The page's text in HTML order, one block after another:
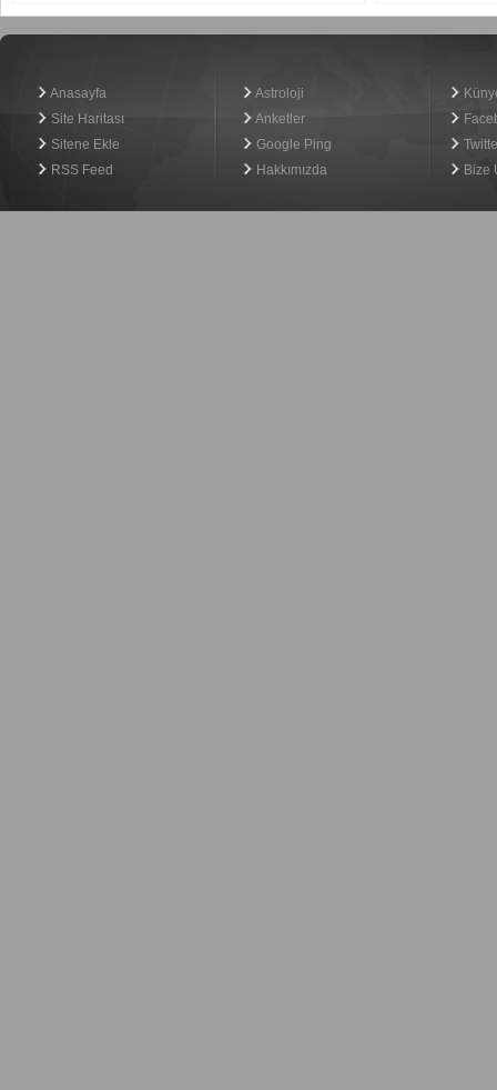
Anasayfa
Site Haritası
Sitene Ekle
RSS Feed
Astroloji
Anketler
Google Ping
Hakkımızda
Bize